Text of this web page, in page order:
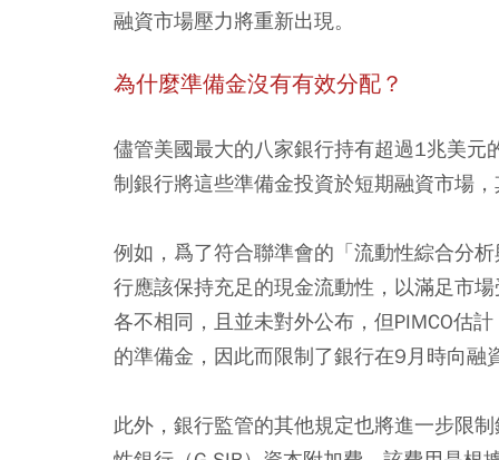
融資市場壓力將重新出現。
為什麼準備金沒有有效分配？
儘管美國最大的八家銀行持有超過1兆美
制銀行將這些準備金投資於短期融資市場
例如，爲了符合聯準會的「流動性綜合分
行應該保持充足的現金流動性，以滿足市
各不相同，且並未對外公布，但PIMCO估
的準備金，因此而限制了銀行在9月時向融
此外，銀行監管的其他規定也將進一步限